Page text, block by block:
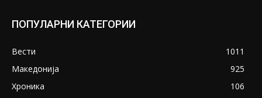
ПОПУЛАРНИ КАТЕГОРИИ
Вести
1011
Македонија
925
Хроника
106